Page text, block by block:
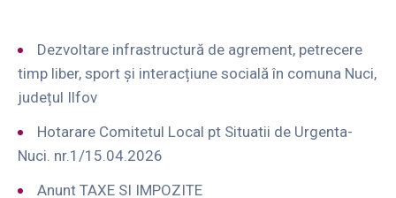
Dezvoltare infrastructură de agrement, petrecere
timp liber, sport și interacțiune socială în comuna Nuci,
județul Ilfov
Hotarare Comitetul Local pt Situatii de Urgenta-
Nuci. nr.1/15.04.2026
Anunt TAXE SI IMPOZITE